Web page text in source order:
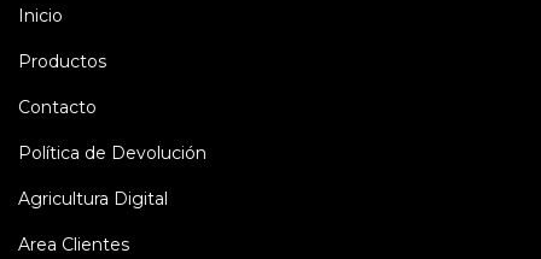
Inicio
Productos
Contacto
Política de Devolución
Agricultura Digital
Area Clientes